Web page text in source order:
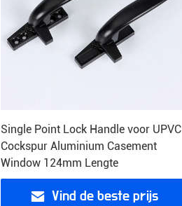
Single Point Lock Handle voor UPVC
Cockspur Aluminium Casement
Window 124mm Lengte
Vind de beste prijs